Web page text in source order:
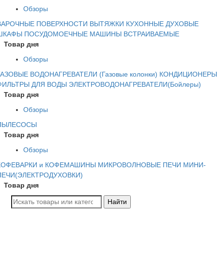
Обзоры
ПОВЕРХНОСТИ ВЫТЯЖКИ КУХОННЫЕ ДУХОВЫЕ
ПОСУДОМОЕЧНЫЕ МАШИНЫ ВСТРАИВАЕМЫЕ
Товар дня
Обзоры
ВОДОНАГРЕВАТЕЛИ (Газовые колонки) КОНДИЦИОНЕРЫ
ДЛЯ ВОДЫ ЭЛЕКТРОВОДОНАГРЕВАТЕЛИ(Бойлеры)
Товар дня
Обзоры
Товар дня
Обзоры
и КОФЕМАШИНЫ МИКРОВОЛНОВЫЕ ПЕЧИ МИНИ-
Товар дня
Найти